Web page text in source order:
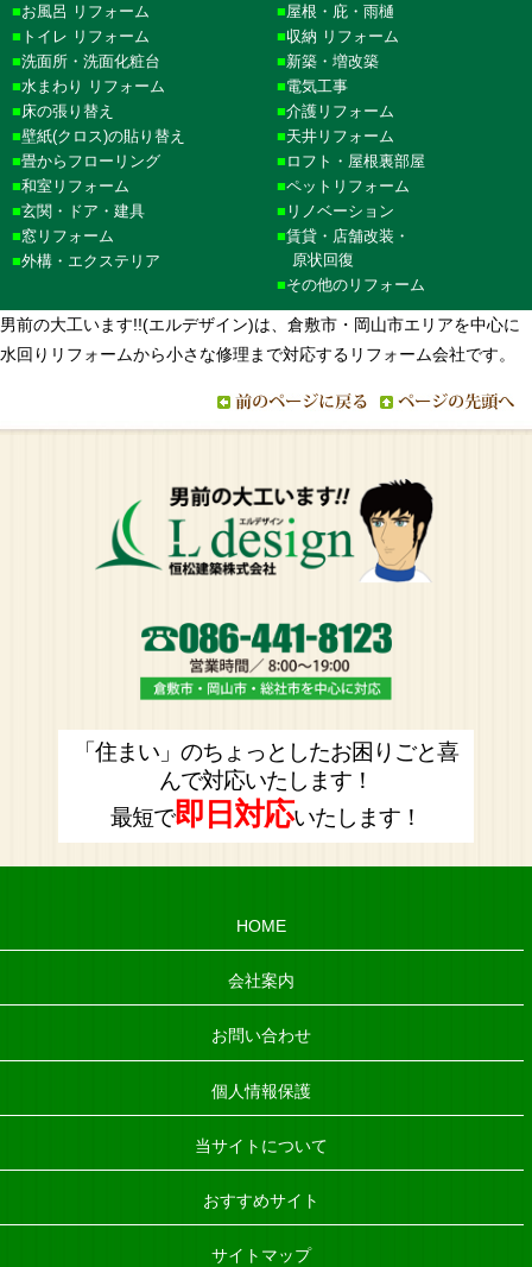
お風呂 リフォーム
トイレ リフォーム
洗面所・洗面化粧台
水まわり リフォーム
床の張り替え
壁紙(クロス)の貼り替え
畳からフローリング
和室リフォーム
玄関・ドア・建具
窓リフォーム
外構・エクステリア
屋根・庇・雨樋
収納 リフォーム
新築・増改築
電気工事
介護リフォーム
天井リフォーム
ロフト・屋根裏部屋
ペットリフォーム
リノベーション
賃貸・店舗改装・
原状回復
その他のリフォーム
男前の大工います!!(エルデザイン)は、倉敷市・岡山市エリアを中心に
水回りリフォームから小さな修理まで対応するリフォーム会社です。
「住まい」のちょっとしたお困りごと喜
んで対応いたします！
最短で即日対応いたします！
HOME
会社案内
お問い合わせ
個人情報保護
当サイトについて
おすすめサイト
サイトマップ